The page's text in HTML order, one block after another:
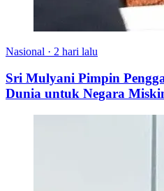
Nasional · 2 hari lalu
Sri Mulyani Pimpin
Dunia untuk Negara